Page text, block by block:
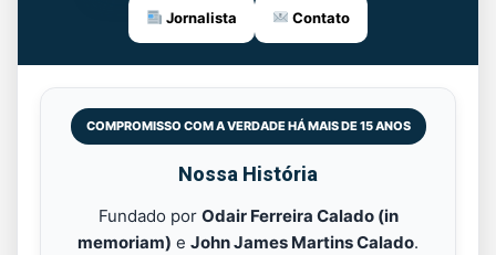
Jornalista Contato
COMPROMISSO COM A VERDADE HÁ MAIS DE 15 ANOS
Nossa História
Fundado por Odair Ferreira Calado (in
memoriam) e John James Martins Calado.